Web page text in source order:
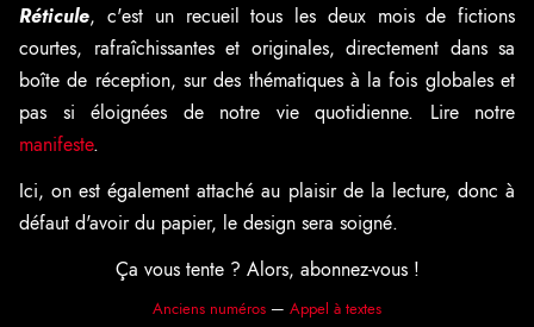
Réticule, c'est un recueil tous les deux mois de fictions
courtes, rafraîchissantes et originales, directement dans sa
boîte de réception, sur des thématiques à la fois globales et
pas si éloignées de notre vie quotidienne. Lire notre
manifeste.
Ici, on est également attaché au plaisir de la lecture, donc à
défaut d'avoir du papier, le design sera soigné.
Ça vous tente ? Alors, abonnez-vous !
Anciens numéros — Appel à textes